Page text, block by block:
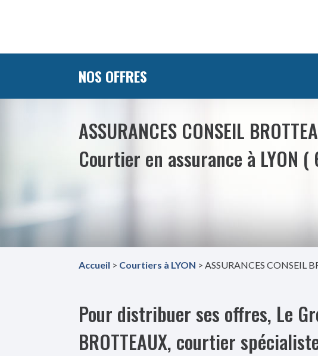
NOS OFFRES
ASSURANCES CONSEIL
Courtier en assurance à LYON (
Accueil > Courtiers à LYON > ASSURANCES CONSEIL
Pour distribuer ses offres, Le
BROTTEAUX, courtier